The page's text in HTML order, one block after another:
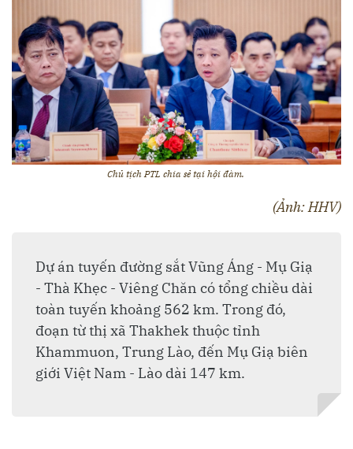
Chủ tịch PTL chia sẻ tại hội đàm.
(Ảnh: HHV)
Dự án tuyến đường sắt Vũng Áng - Mụ Giạ
- Thà Khẹc - Viêng Chăn có tổng chiều dài
toàn tuyến khoảng 562 km. Trong đó,
đoạn từ thị xã Thakhek thuộc tỉnh
Khammuon, Trung Lào, đến Mụ Giạ biên
giới Việt Nam - Lào dài 147 km.